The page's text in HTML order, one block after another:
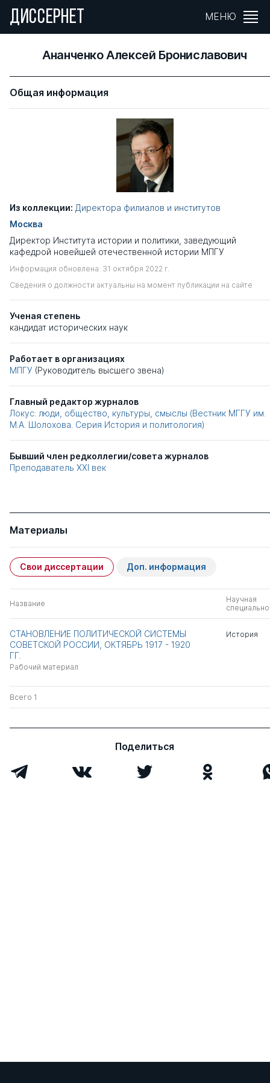
ДИССЕРНЕТ МЕНЮ
Ананченко Алексей Брониславович
Общая информация
Из коллекции: Директора филиалов и институтов
Москва
Директор Института истории и политики, заведующий
кафедрой новейшей отечественной истории МПГУ
Информация обновлена: 31 октября 2022 г.
Сведения о должности актуальны на момент публикации на сайте
Ученая степень
кандидат исторических наук
Работает в организациях
МПГУ (Руководитель высшего звена)
Главный редактор журналов
Локус: люди, общество, культуры, смыслы (Вестник МГГУ им.
М.А. Шолохова. Серия История и политология)
Бывший член редколлегии/совета журналов
Преподаватель XXI век
Материалы
Свои диссертации Доп. информация
Название
Научная
СТАНОВЛЕНИЕ ПОЛИТИЧЕСКОЙ СИСТЕМЫ
СОВЕТСКОЙ РОССИИ, ОКТЯБРЬ 1917 - 1920
ГГ.
Рабочий материал
История
Всего 1
Поделиться